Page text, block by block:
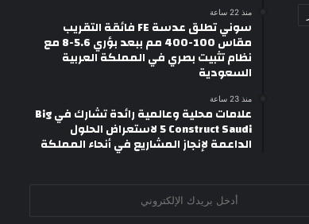
منذ 22 ساعة
سوني تطلق عدسة FE فائقة التقريب
مقاس 100-400 مم ببعد بؤري 5.6-8 مع
نظام تثبيت بصري في المملكة العربية
السعودية
منذ 23 ساعة
علامات محلية وعالمية رائدة تشارك في Big
5 Construct Saudi لاستعراض الحلول
الداعمة لإنجاز المشاريع في أنحاء المملكة